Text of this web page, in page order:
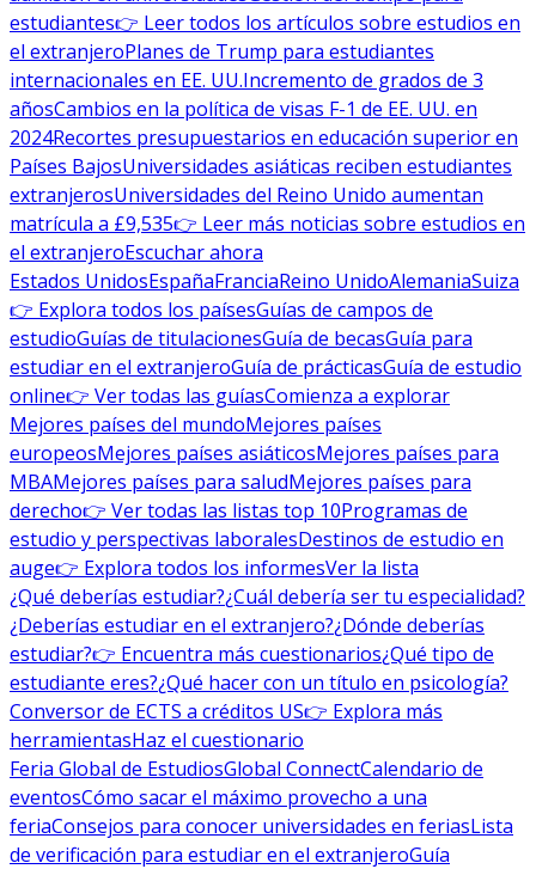
estudiantes👉 Leer todos los artículos sobre estudios en
el extranjeroPlanes de Trump para estudiantes
internacionales en EE. UU.Incremento de grados de 3
añosCambios en la política de visas F-1 de EE. UU. en
2024Recortes presupuestarios en educación superior en
Países BajosUniversidades asiáticas reciben estudiantes
extranjerosUniversidades del Reino Unido aumentan
matrícula a £9,535👉 Leer más noticias sobre estudios en
el extranjeroEscuchar ahora
Estados UnidosEspañaFranciaReino UnidoAlemaniaSuiza
👉 Explora todos los paísesGuías de campos de
estudioGuías de titulacionesGuía de becasGuía para
estudiar en el extranjeroGuía de prácticasGuía de estudio
online👉 Ver todas las guíasComienza a explorar
Mejores países del mundoMejores países
europeosMejores países asiáticosMejores países para
MBAMejores países para saludMejores países para
derecho👉 Ver todas las listas top 10Programas de
estudio y perspectivas laboralesDestinos de estudio en
auge👉 Explora todos los informesVer la lista
¿Qué deberías estudiar?¿Cuál debería ser tu especialidad?
¿Deberías estudiar en el extranjero?¿Dónde deberías
estudiar?👉 Encuentra más cuestionarios¿Qué tipo de
estudiante eres?¿Qué hacer con un título en psicología?
Conversor de ECTS a créditos US👉 Explora más
herramientasHaz el cuestionario
Feria Global de EstudiosGlobal ConnectCalendario de
eventosCómo sacar el máximo provecho a una
feriaConsejos para conocer universidades en feriasLista
de verificación para estudiar en el extranjeroGuía